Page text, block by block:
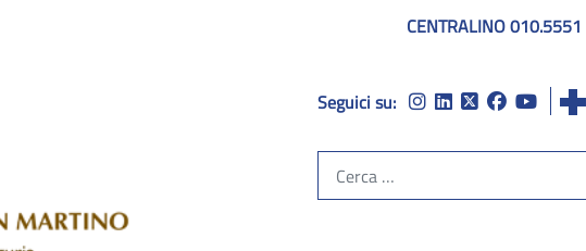
CENTRALINO 010.5551
Seguici su: